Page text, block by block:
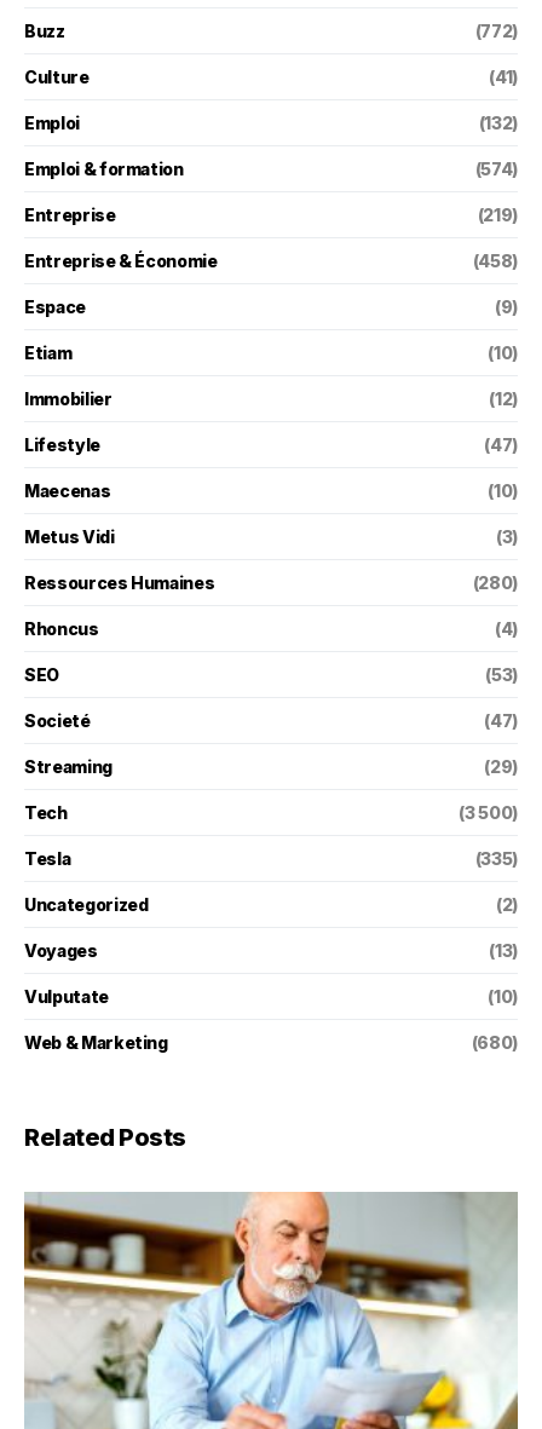
Buzz (772)
Culture (41)
Emploi (132)
Emploi & formation (574)
Entreprise (219)
Entreprise & Économie (458)
Espace (9)
Etiam (10)
Immobilier (12)
Lifestyle (47)
Maecenas (10)
Metus Vidi (3)
Ressources Humaines (280)
Rhoncus (4)
SEO (53)
Societé (47)
Streaming (29)
Tech (3 500)
Tesla (335)
Uncategorized (2)
Voyages (13)
Vulputate (10)
Web & Marketing (680)
Related Posts